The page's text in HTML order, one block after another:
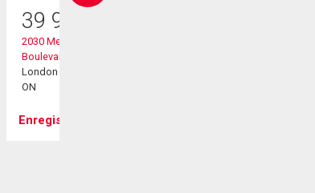
39 999
2030 Meadowgate
Boulevard
London South (South U ...,
ON
Enregistrer